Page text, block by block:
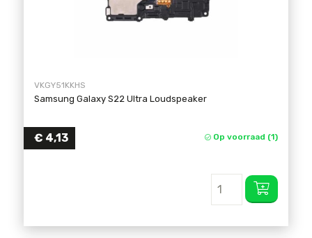
VKGY51KKHS
Samsung Galaxy S22 Ultra Loudspeaker
€ 4,13 Op voorraad (1)